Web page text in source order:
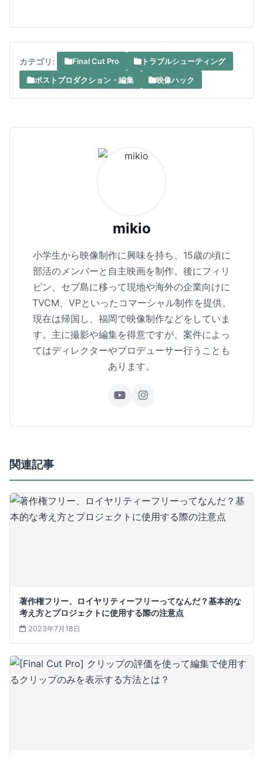
カテゴリ: Final Cut Pro
トラブルシューティング
ポストプロダクション・編集
映像ハック
mikio
小学生から映像制作に興味を持ち、15歳の頃に
部活のメンバーと自主映画を制作。後にフィリ
ピン、セブ島に移って現地や海外の企業向けに
TVCM、VPといったコマーシャル制作を提供。
現在は帰国し、福岡で映像制作などをしていま
す。主に撮影や編集を得意ですが、案件によっ
てはディレクターやプロデューサー行うことも
あります。
関連記事
著作権フリー、ロイヤリティーフリーってなんだ？基本的な
考え方とプロジェクトに使用する際の注意点
2023年7月18日